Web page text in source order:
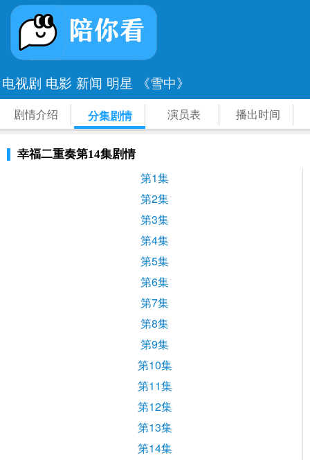
电视剧 电影 新闻 明星 《雪中》
剧情介绍 分集剧情 演员表 播出时间
幸福二重奏第14集剧情
第1集
第2集
第3集
第4集
第5集
第6集
第7集
第8集
第9集
第10集
第11集
第12集
第13集
第14集